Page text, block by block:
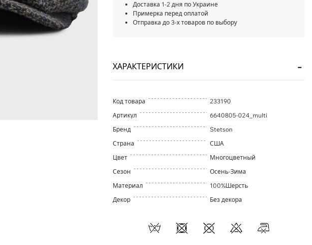
Доставка 1-2 дня по Украине
Примерка перед оплатой
Отправка до 3-х товаров по выбору
ХАРАКТЕРИСТИКИ
Код товара
233190
Артикул
6640805-024_multi
Бренд
Stetson
Страна
США
Цвет
Многоцветный
Сезон
Осень-Зима
Материал
100%Шерсть
Декор
Без декора